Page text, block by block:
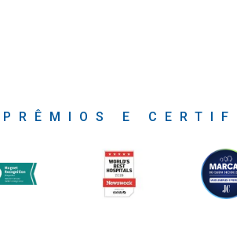
PRÊMIOS E